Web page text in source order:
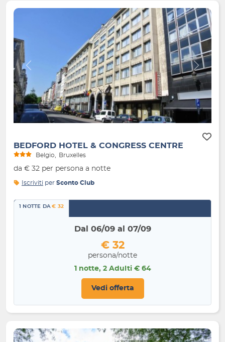
Indietro Avanti
BEDFORD HOTEL & CONGRESS CENTRE
Belgio Bruxelles
da € 32 per persona a notte
Iscriviti per Sconto Club
1 NOTTE DA€ 32
Dal 06/09 al 07/09
€ 32
persona/notte
1 notte, 2 Adulti € 64
Vedi offerta